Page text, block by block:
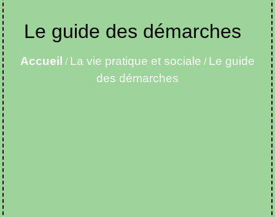
Le guide des démarches
Accueil / La vie pratique et sociale / Le guide
des démarches